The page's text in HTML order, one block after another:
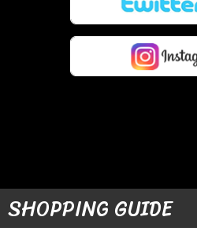
SHOPPING GUIDE